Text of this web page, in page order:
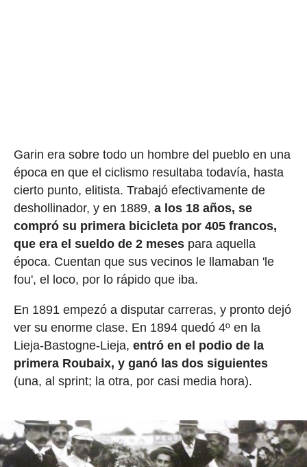
Garin era sobre todo un hombre del pueblo en una
época en que el ciclismo resultaba todavía, hasta
cierto punto, elitista. Trabajó efectivamente de
deshollinador, y en 1889, a los 18 años, se
compró su primera bicicleta por 405 francos,
que era el sueldo de 2 mesespara aquella
época. Cuentan que sus vecinos le llamaban 'le
fou', el loco, por lo rápido que iba.
En 1891 empezó a disputar carreras, y pronto dejó
ver su enorme clase. En 1894 quedó 4º en la
Lieja-Bastogne-Lieja, entró en el podio de la
primera Roubaix, y ganó las dos siguientes
(una, al sprint; la otra, por casi media hora).